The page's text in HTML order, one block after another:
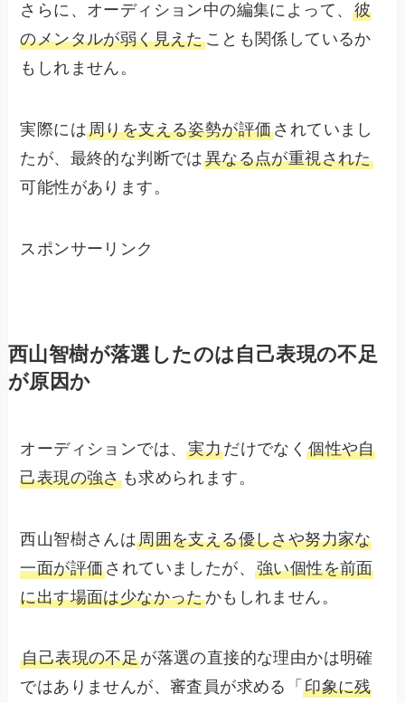
さらに、オーディション中の編集によって、彼
のメンタルが弱く見えたことも関係しているか
もしれません。
実際には周りを支える姿勢が評価されていまし
たが、最終的な判断では異なる点が重視された
可能性があります。
スポンサーリンク
西山智樹が落選したのは自己表現の不足
が原因か
オーディションでは、実力だけでなく個性や自
己表現の強さも求められます。
西山智樹さんは周囲を支える優しさや努力家な
一面が評価されていましたが、強い個性を前面
に出す場面は少なかったかもしれません。
自己表現の不足が落選の直接的な理由かは明確
ではありませんが、審査員が求める「印象に残